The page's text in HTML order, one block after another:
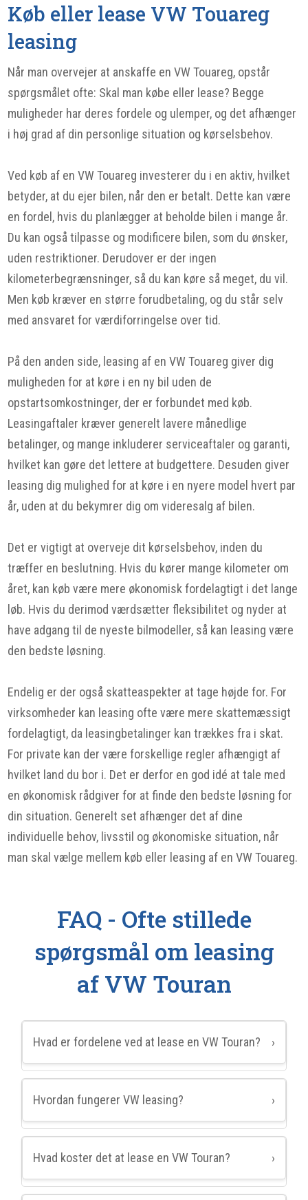
Køb eller lease VW Touareg
leasing
Når man overvejer at anskaffe en VW Touareg, opstår
spørgsmålet ofte: Skal man købe eller lease? Begge
muligheder har deres fordele og ulemper, og det afhænger
i høj grad af din personlige situation og kørselsbehov.
Ved køb af en VW Touareg investerer du i en aktiv, hvilket
betyder, at du ejer bilen, når den er betalt. Dette kan være
en fordel, hvis du planlægger at beholde bilen i mange år.
Du kan også tilpasse og modificere bilen, som du ønsker,
uden restriktioner. Derudover er der ingen
kilometerbegrænsninger, så du kan køre så meget, du vil.
Men køb kræver en større forudbetaling, og du står selv
med ansvaret for værdiforringelse over tid.
På den anden side, leasing af en VW Touareg giver dig
muligheden for at køre i en ny bil uden de
opstartsomkostninger, der er forbundet med køb.
Leasingaftaler kræver generelt lavere månedlige
betalinger, og mange inkluderer serviceaftaler og garanti,
hvilket kan gøre det lettere at budgettere. Desuden giver
leasing dig mulighed for at køre i en nyere model hvert par
år, uden at du bekymrer dig om videresalg af bilen.
Det er vigtigt at overveje dit kørselsbehov, inden du
træffer en beslutning. Hvis du kører mange kilometer om
året, kan køb være mere økonomisk fordelagtigt i det lange
løb. Hvis du derimod værdsætter fleksibilitet og nyder at
have adgang til de nyeste bilmodeller, så kan leasing være
den bedste løsning.
Endelig er der også skatteaspekter at tage højde for. For
virksomheder kan leasing ofte være mere skattemæssigt
fordelagtigt, da leasingbetalinger kan trækkes fra i skat.
For private kan der være forskellige regler afhængigt af
hvilket land du bor i. Det er derfor en god idé at tale med
en økonomisk rådgiver for at finde den bedste løsning for
din situation. Generelt set afhænger det af dine
individuelle behov, livsstil og økonomiske situation, når
man skal vælge mellem køb eller leasing af en VW Touareg.
FAQ - Ofte stillede
spørgsmål om leasing
af VW Touran
Hvad er fordelene ved at lease en VW Touran? ›
Hvordan fungerer VW leasing? ›
Hvad koster det at lease en VW Touran? ›